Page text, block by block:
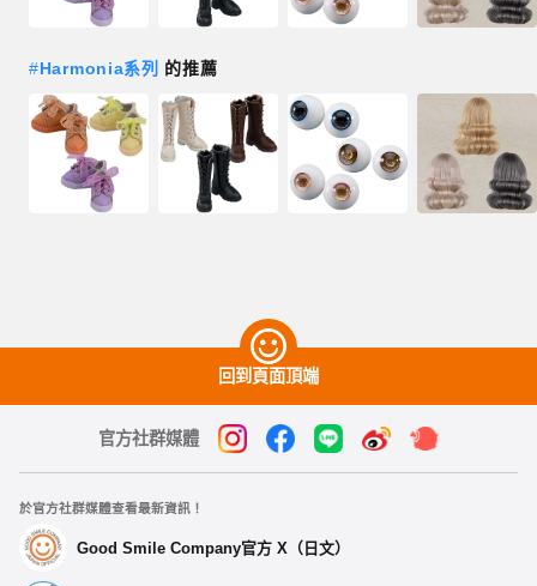
#Harmonia系列 的推薦
回到頁面頂端
官方社群媒體
於官方社群媒體查看最新資訊！
Good Smile Company官方 X（日文）